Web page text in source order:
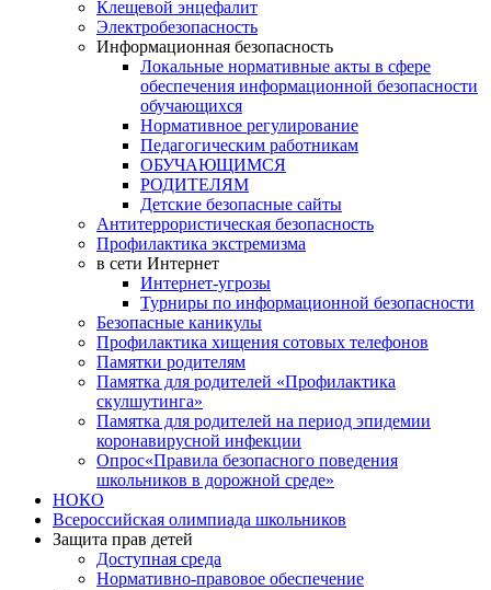
Клещевой энцефалит
Электробезопасность
Информационная безопасность
Локальные нормативные акты в сфере
обеспечения информационной безопасности
обучающихся
Нормативное регулирование
Педагогическим работникам
ОБУЧАЮЩИМСЯ
РОДИТЕЛЯМ
Детские безопасные сайты
Антитеррористическая безопасность
Профилактика экстремизма
в сети Интернет
Интернет-угрозы
Турниры по информационной безопасности
Безопасные каникулы
Профилактика хищения сотовых телефонов
Памятки родителям
Памятка для родителей «Профилактика
скулшутинга»
Памятка для родителей на период эпидемии
коронавирусной инфекции
Опрос«Правила безопасного поведения
школьников в дорожной среде»
НОКО
Всероссийская олимпиада школьников
Защита прав детей
Доступная среда
Нормативно-правовое обеспечение